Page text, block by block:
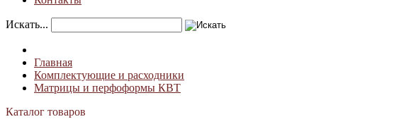
Искать...
Главная
Комплектующие и расходники
Матрицы и перфоформы КВТ
Каталог товаров